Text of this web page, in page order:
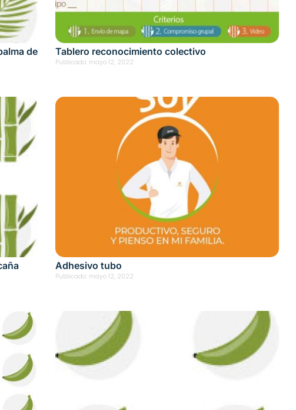
de
Tablero reconocimiento colectivo
Publicado: mayo 12, 2022
Adhesivo tubo
Publicado: mayo 12, 2022